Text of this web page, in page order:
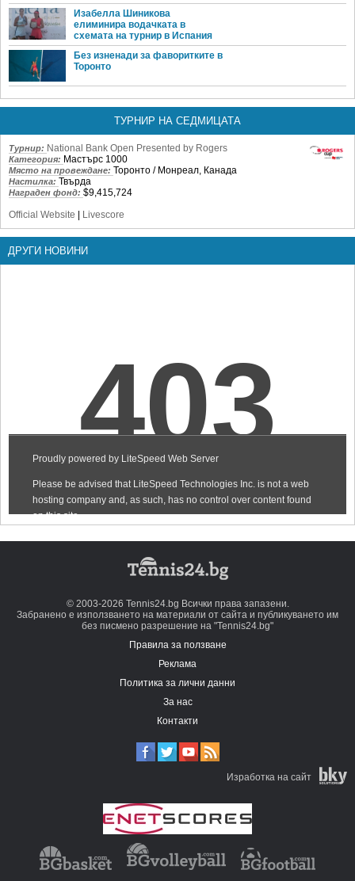
Изабелла Шиникова
елиминира водачката в
схемата на турнир в Испания
Без изненади за фаворитките в
Торонто
ТУРНИР НА СЕДМИЦАТА
Турнир: National Bank Open Presented by Rogers
Категория: Мастърс 1000
Място на провеждане: Торонто / Монреал, Канада
Настилка: Твърда
Награден фонд: $9,415,724
Official Website
Livescore
ДРУГИ НОВИНИ
© 2003-2026 Tennis24.bg Всички права запазени.
Забранено е използването на материали от сайта и публикуването им
без писмено разрешение на "Tennis24.bg"
Правила за ползване
Реклама
Политика за лични данни
За нас
Контакти
Изработка на сайт